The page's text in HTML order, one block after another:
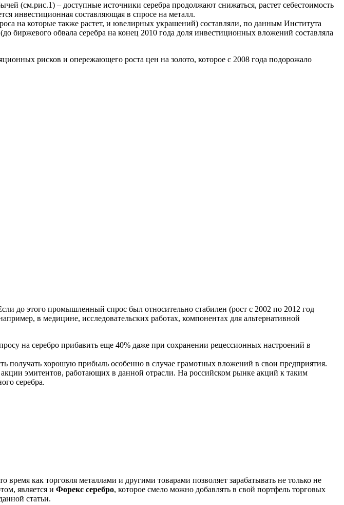
(см.рис.1) – доступные источники серебра продолжают снижаться, растет себестоимость
инвестиционная составляющая в спросе на металл.
на которые также растет, и ювелирных украшений) составляли, по данным Института
биржевого обвала серебра на конец 2010 года доля инвестиционных вложений составляла
рисков и опережающего роста цен на золото, которое с 2008 года подорожало
до этого промышленный спрос был относительно стабилен (рост с 2002 по 2012 год
в медицине, исследовательских работах, компонентах для альтернативной
на серебро прибавить еще 40% даже при сохранении рецессионных настроений в
получать хорошую прибыль особенно в случае грамотных вложений в свои предприятия.
эмитентов, работающих в данной отрасли. На российском рынке акций к таким
серебра.
как торговля металлами и другими товарами позволяет зарабатывать не только не
является и Форекс серебро, которое смело можно добавлять в свой портфель торговых
статьи.